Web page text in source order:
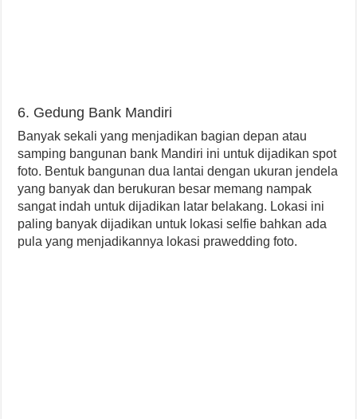
6. Gedung Bank Mandiri
Banyak sekali yang menjadikan bagian depan atau
samping bangunan bank Mandiri ini untuk dijadikan spot
foto. Bentuk bangunan dua lantai dengan ukuran jendela
yang banyak dan berukuran besar memang nampak
sangat indah untuk dijadikan latar belakang. Lokasi ini
paling banyak dijadikan untuk lokasi selfie bahkan ada
pula yang menjadikannya lokasi prawedding foto.